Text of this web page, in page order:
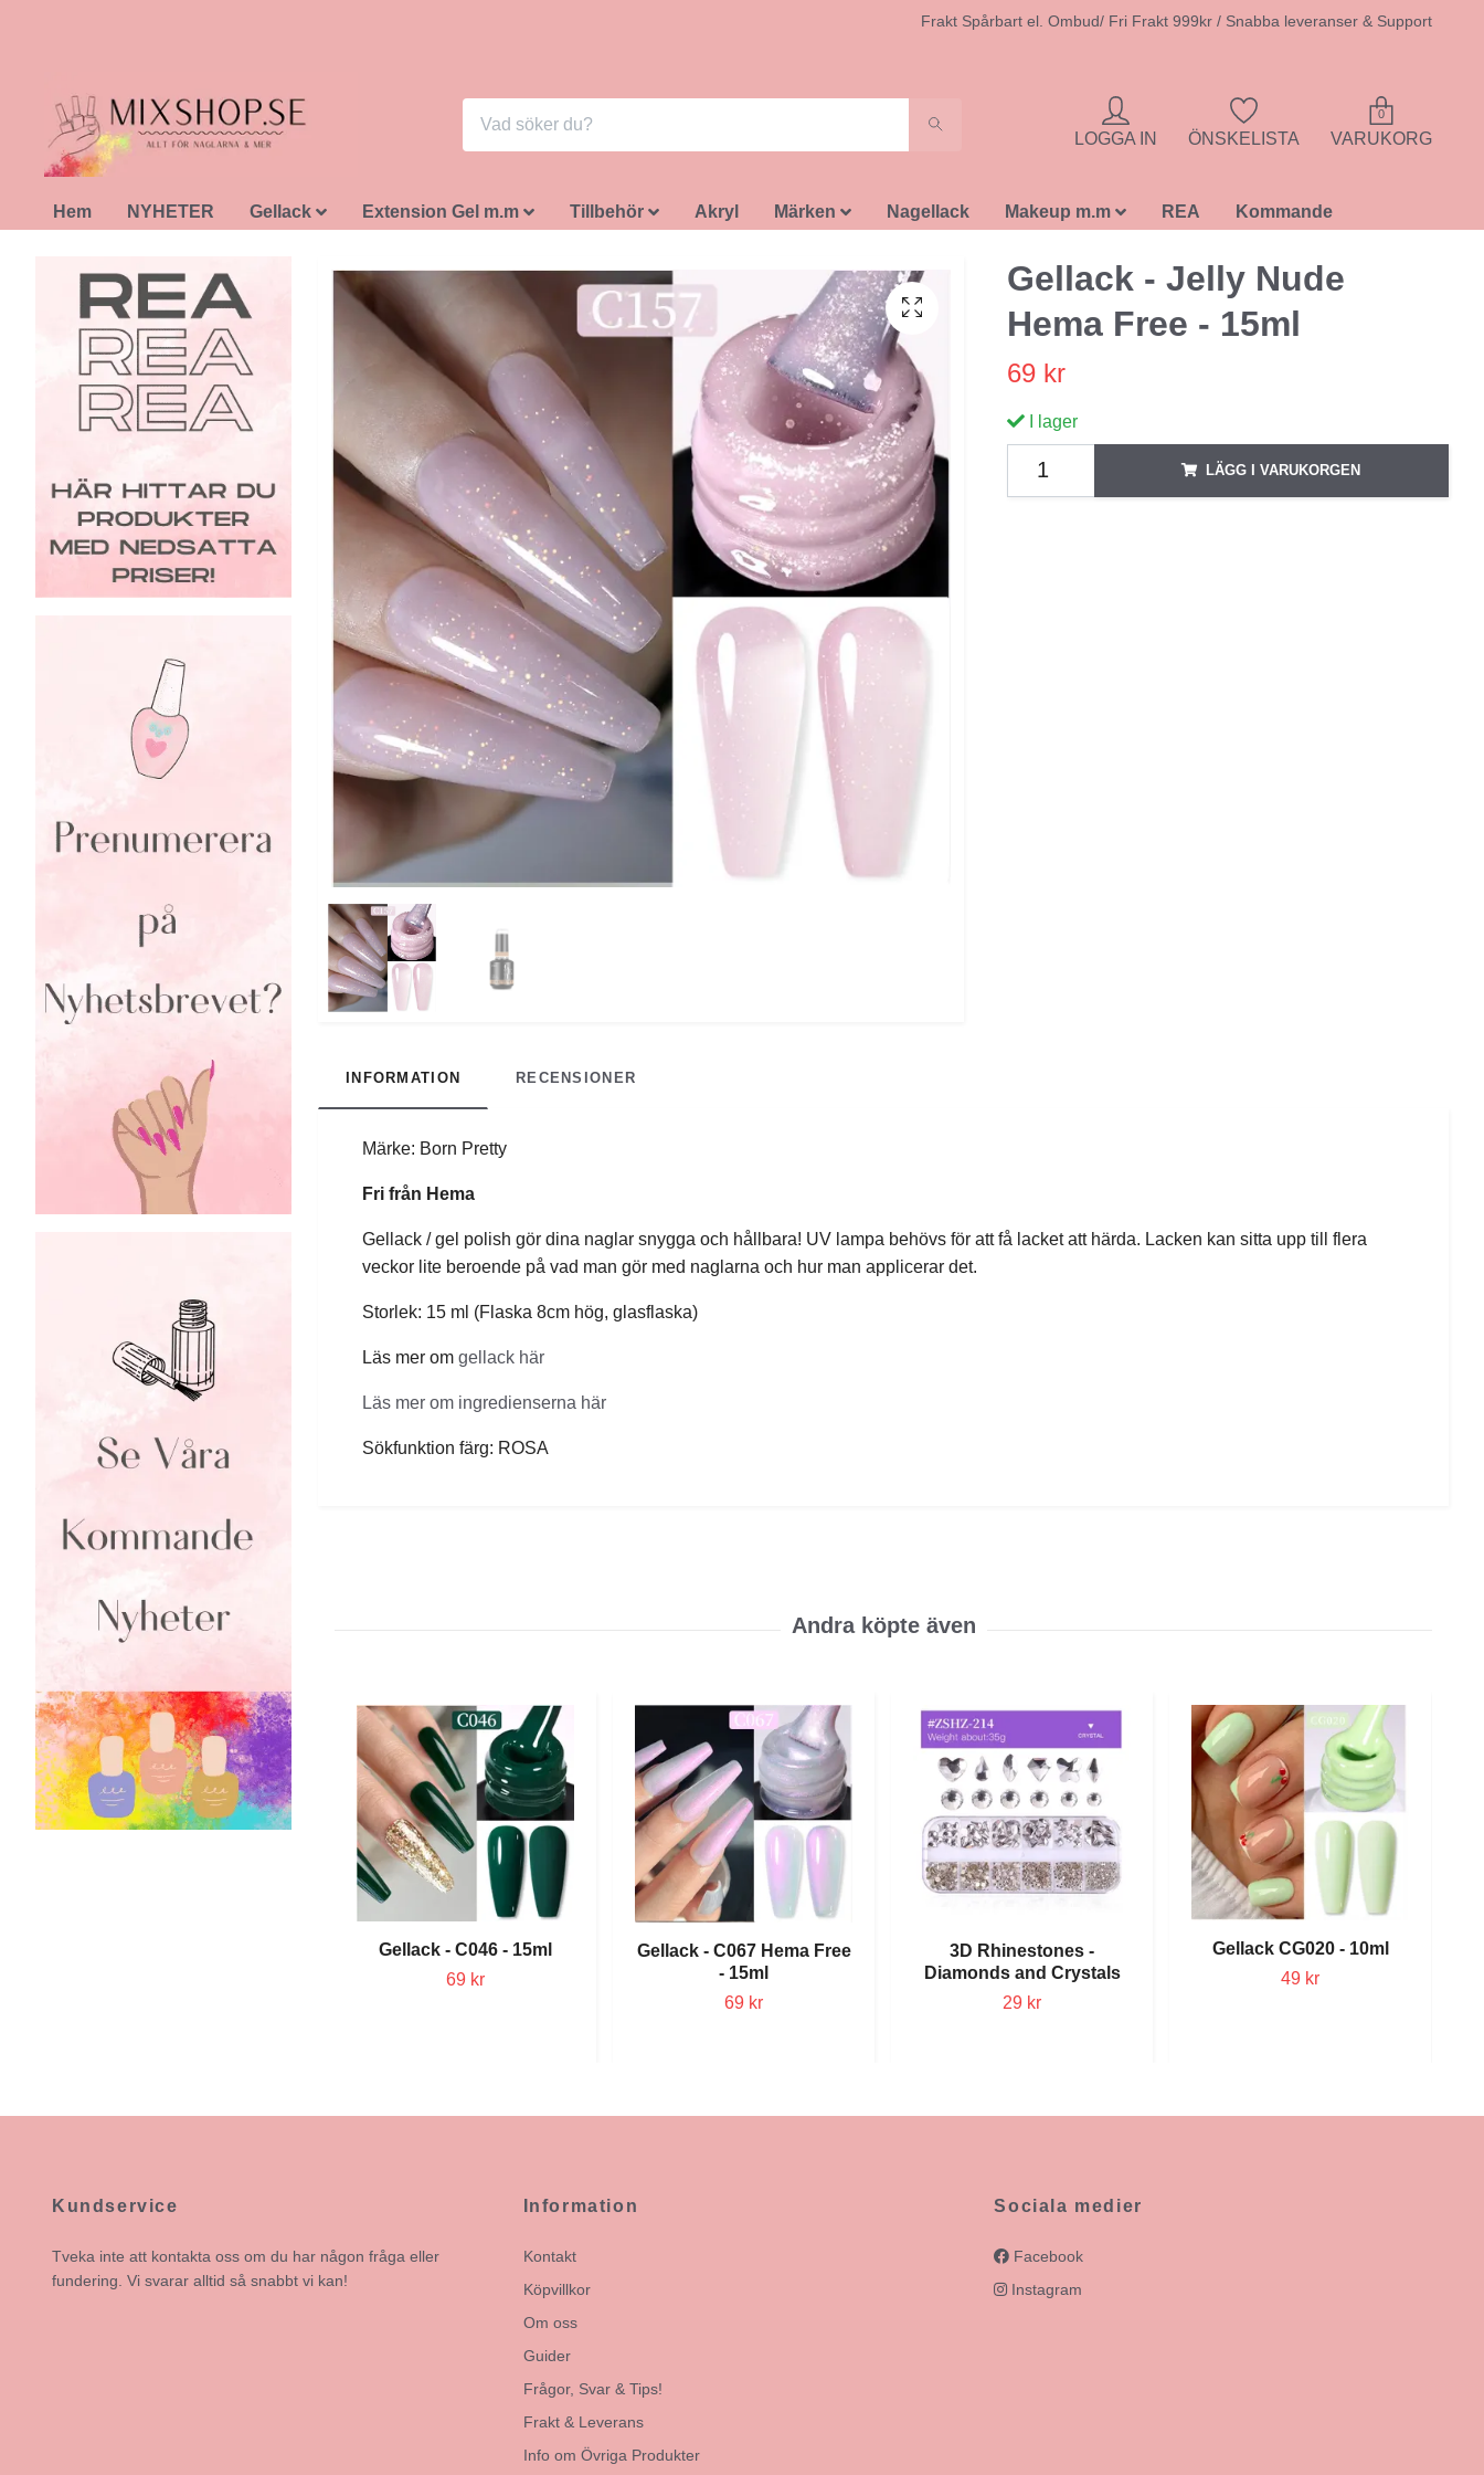
Frakt Spårbart el. Ombud/ Fri Frakt 999kr / Snabba leveranser & Support
LOGGA IN ÖNSKELISTA
0
VARUKORG
Hem NYHETER Gellack Extension Gel m.m Tillbehör Akryl Märken Nagellack Makeup m.m REA Kommande
Gellack - Jelly Nude
Hema Free - 15ml
69 kr
I lager
LÄGG I VARUKORGEN
INFORMATION RECENSIONER
Märke: Born Pretty
Fri från Hema
Gellack / gel polish gör dina naglar snygga och hållbara! UV lampa behövs för att få lacket att härda. Lacken kan sitta upp till flera
veckor lite beroende på vad man gör med naglarna och hur man applicerar det.
Storlek: 15 ml (Flaska 8cm hög, glasflaska)
Läs mer om gellack här
Läs mer om ingredienserna här
Sökfunktion färg: ROSA
Gellack - C046 - 15ml
69 kr
Gellack - C067 Hema Free
- 15ml
69 kr
3D Rhinestones -
Diamonds and Crystals
29 kr
Gellack CG020 - 10ml
49 kr
Kundservice
Tveka inte att kontakta oss om du har någon fråga eller
fundering. Vi svarar alltid så snabbt vi kan!
Information
Kontakt
Köpvillkor
Om oss
Guider
Frågor, Svar & Tips!
Frakt & Leverans
Info om Övriga Produkter
Sociala medier
Facebook
Instagram